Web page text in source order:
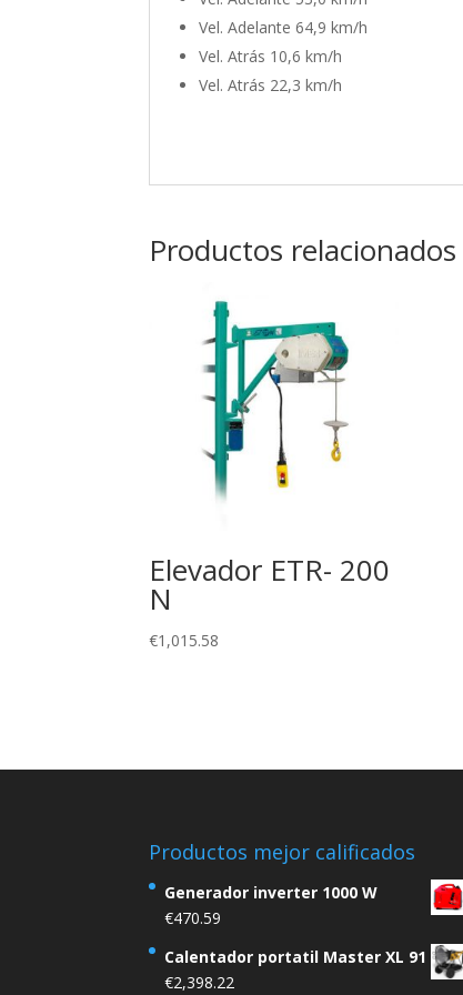
Vel. Adelante 64,9 km/h
Vel. Atrás 1 0,6 km/h
Vel. Atrás 22,3 km/h
Productos relacionados
Elevador ETR- 200
N
€1,015.58
Productos mejor calificados
Generador inverter 1000 W
€470.59
Calentador portatil Master XL 91
€2,398.22